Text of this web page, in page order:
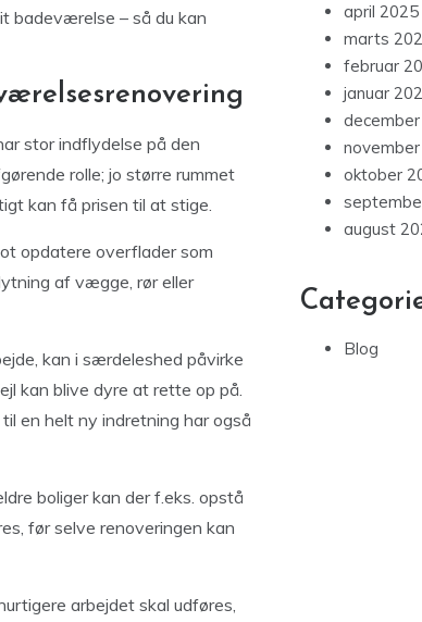
badeværelse – så du kan
stor indflydelse på den
rolle; jo større rummet
kan få prisen til at stige.
opdatere overflader som
af vægge, rør eller
kan i særdeleshed påvirke
kan blive dyre at rette op på.
en helt ny indretning har også
boliger kan der f.eks. opstå
før selve renoveringen kan
arbejdet skal udføres,
april 2025
marts
februar
januar
oktober
august
Blog